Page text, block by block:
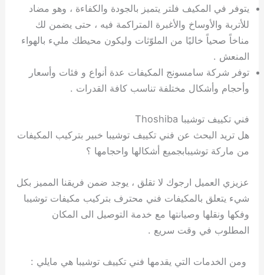
يتوفر في المكيف فلتر يتميز بالجودة والكفاءة ، وهو مضاد
للأتربة والأوساخ والأغبرة المتراكمة فيه ، حتى يضمن لك
مناخاً صحياً خاليًا من الملوّثات وليكون محيطك مليء بالهواء
المنعش .
توفر شركة سامسونج المكيفات عدة أنواع و فئات وأسعار
وأحجام وأشكال مختلفة تناسب كافة القدرات .
فني تكييف توشيبا Thoshiba
هل تريد البحث عن فني تكييف توشيبا خبير بتركيب المكيفات
من ماركة توشيبابجميع أشكالها واحجامها ؟
عزيزي العميل ارجوك لا تقلق ، يوجد ضمن فريقنا المميز بكل
شيء يتعلق بالمكيفات فني محترف بتركيب مكيفات توشيبا
وفكها ونقلها وصيانتها مع خدمة التوصيل الى المكان
المطلوب في وقت سريع .
ومن الخدمات التي يقدمها فني تكييف توشيبا هي مايلي :